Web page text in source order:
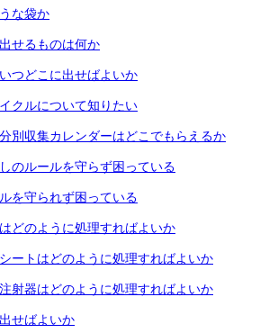
な袋か
せるものは何か
つどこに出せばよいか
クルについて知りたい
別収集カレンダーはどこでもらえるか
のルールを守らず困っている
を守られず困っている
どのように処理すればよいか
ートはどのように処理すればよいか
射器はどのように処理すればよいか
せばよいか